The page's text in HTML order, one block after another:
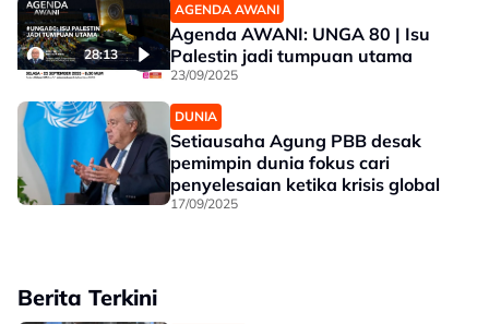
28:13
AGENDA AWANI
Agenda AWANI: UNGA 80 | Isu
Palestin jadi tumpuan utama
23/09/2025
DUNIA
Setiausaha Agung PBB desak
pemimpin dunia fokus cari
penyelesaian ketika krisis global
17/09/2025
Berita Terkini